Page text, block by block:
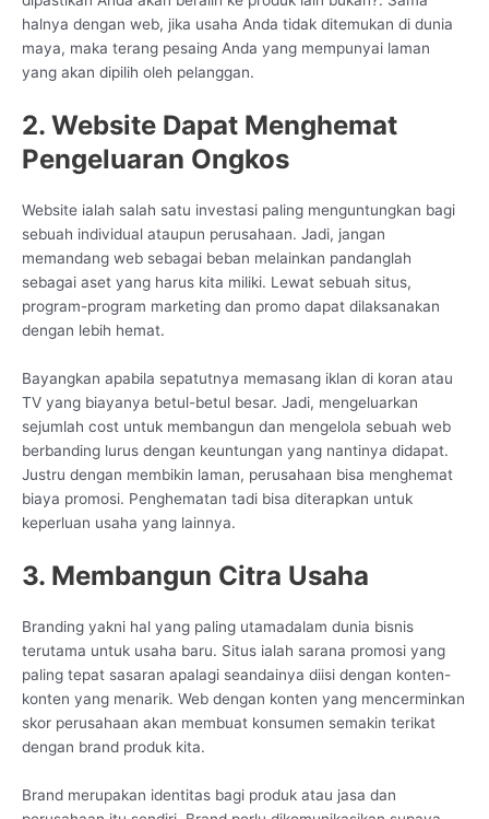
halnya dengan web, jika usaha Anda tidak ditemukan di dunia
maya, maka terang pesaing Anda yang mempunyai laman
yang akan dipilih oleh pelanggan.
2. Website Dapat Menghemat
Pengeluaran Ongkos
Website ialah salah satu investasi paling menguntungkan bagi
sebuah individual ataupun perusahaan. Jadi, jangan
memandang web sebagai beban melainkan pandanglah
sebagai aset yang harus kita miliki. Lewat sebuah situs,
program-program marketing dan promo dapat dilaksanakan
dengan lebih hemat.
Bayangkan apabila sepatutnya memasang iklan di koran atau
TV yang biayanya betul-betul besar. Jadi, mengeluarkan
sejumlah cost untuk membangun dan mengelola sebuah web
berbanding lurus dengan keuntungan yang nantinya didapat.
Justru dengan membikin laman, perusahaan bisa menghemat
biaya promosi. Penghematan tadi bisa diterapkan untuk
keperluan usaha yang lainnya.
3. Membangun Citra Usaha
Branding yakni hal yang paling utamadalam dunia bisnis
terutama untuk usaha baru. Situs ialah sarana promosi yang
paling tepat sasaran apalagi seandainya diisi dengan konten-
konten yang menarik. Web dengan konten yang mencerminkan
skor perusahaan akan membuat konsumen semakin terikat
dengan brand produk kita.
Brand merupakan identitas bagi produk atau jasa dan